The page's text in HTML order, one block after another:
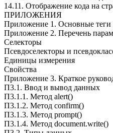
14.11. Отображение кода на
ПРИЛОЖЕНИЯ
Приложение 1. Основные
Приложение 2. Перечень
Селекторы
Псевдоселекторы и
Единицы измерения
Свойства
Приложение 3. Краткое
П3.1. Ввод и вывод данных
П3.1.1. Метод alert()
П3.1.2. Метод confirm()
П3.1.3. Метод prompt()
П3.1.4. Метод document.write()